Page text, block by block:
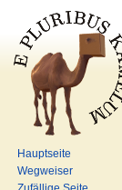
Hauptseite
Wegweiser